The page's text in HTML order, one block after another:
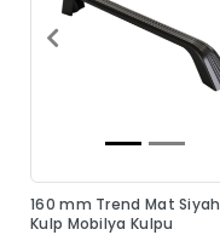
160 mm Trend Mat Siyah
Kulp Mobilya Kulpu